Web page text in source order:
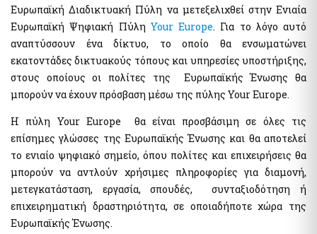
Ψηφιακές Υπογραφές
Ηλεκτρονική Διακίνηση Εγγράφων και Ψηφιακές Υπογραφές
Εθνικό Μητρώο Ζώων Συντροφιάς (Ε.Μ.Ζ.Σ.)
Ψηφιακό Μητρώο Λεσχών Μελών Φιλάθλων
Αναζήτηση Αναγνωριστικών Αριθμών μέσω του ΠΑ
Διασταυρωτικοί Έλεγχοι Οχημάτων (για Δημόσια Διοίκηση)
Ειδική ηλεκτρονική εφαρμογή "Στοιχεία προσώπου (myInfo)
για τα Κέντρα εξυπηρέτησης Πολιτών (ΚΕΠ)" - Ειδική
ηλεκτρονική εφαρμογή "Στοιχεία Προσώπου (myInfo) για τις
έμμισθες Προξενικές Αρχές (ΕΠΑ)"
Ψηφιακή πλατφόρμα συλλογής και τήρησης στατιστικών
στοιχείων για θέματα πρόληψης και καταπολέμησης της
νομιμοποίησης εσόδων από εγκληματικές δραστηριότητες και
της χρηματοδότησης της τρομοκρατίας
Υπηρεσίες ΑΑΔΕ
Φορολογία Πολιτών / Επιχειρήσεων
Ακίνητα Ε9 / ΕΝΦΙΑ / Μισθωτήρια
Επιδόματα / Παροχές
Οχήματα
Τηλεπικοινωνίες
Μητρώο Δικαιούχων Απαλλαγής Τελών Συνδρομητών Κινητής
Τηλεφωνίας και Καρτοκινητής Τηλεφωνίας (Μη.Δ.Α.Τε.)
Ελεγκτικές Υπηρεσίες Ελληνικού Δημοσίου
Υποβολή δήλωσης "ΠΟΘΕΝ ΕΣΧΕΣ"
Ευρωπαϊκή Διαδικτυακή Πύλη να μετεξελιχθεί στην Ενιαία
Ευρωπαϊκή Ψηφιακή Πύλη Your Europe. Για το λόγο αυτό
αναπτύσσουν ένα δίκτυο, το οποίο θα ενσωματώνει
εκατοντάδες δικτυακούς τόπους και υπηρεσίες υποστήριξης,
στους οποίους οι πολίτες της Ευρωπαϊκής Ένωσης θα
μπορούν να έχουν πρόσβαση μέσω της πύλης Your Europe.
Η πύλη Your Europe θα είναι προσβάσιμη σε όλες τις
επίσημες γλώσσες της Ευρωπαϊκής Ένωσης και θα αποτελεί
το ενιαίο ψηφιακό σημείο, όπου πολίτες και επιχειρήσεις θα
μπορούν να αντλούν χρήσιμες πληροφορίες για διαμονή,
μετεγκατάσταση, εργασία, σπουδές, συνταξιοδότηση ή
επιχειρηματική δραστηριότητα, σε οποιαδήποτε χώρα της
Ευρωπαϊκής Ένωσης.